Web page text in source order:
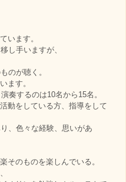
います。
し手いますが、
のが聴く。
ます。
奏するのは10名から15名。
動をしている方、指導をして
、色々な経験、思いがあ
そのものを楽しんでいる。